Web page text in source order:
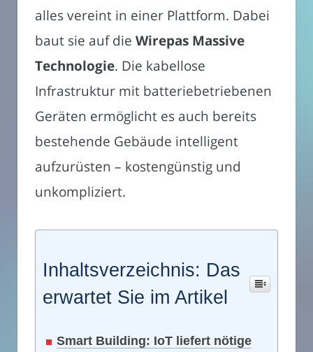
alles vereint in einer Plattform. Dabei
baut sie auf die Wirepas Massive
Technologie. Die kabellose
Infrastruktur mit batteriebetriebenen
Geräten ermöglicht es auch bereits
bestehende Gebäude intelligent
aufzurüsten – kostengünstig und
unkompliziert.
Inhaltsverzeichnis: Das
erwartet Sie im Artikel
Smart Building: IoT liefert nötige